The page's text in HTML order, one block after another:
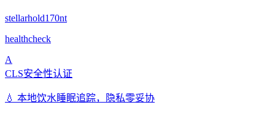
stellarhold170nt
healthcheck
A
CLS安全性认证
💧 本地饮水睡眠追踪，隐私零妥协